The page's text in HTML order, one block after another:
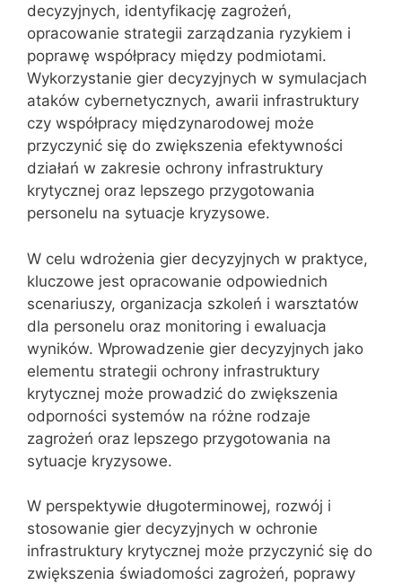
decyzyjnych, identyfikację zagrożeń,
opracowanie strategii zarządzania ryzykiem i
poprawę współpracy między podmiotami.
Wykorzystanie gier decyzyjnych w symulacjach
ataków cybernetycznych, awarii infrastruktury
czy współpracy międzynarodowej może
przyczynić się do zwiększenia efektywności
działań w zakresie ochrony infrastruktury
krytycznej oraz lepszego przygotowania
personelu na sytuacje kryzysowe.
W celu wdrożenia gier decyzyjnych w praktyce,
kluczowe jest opracowanie odpowiednich
scenariuszy, organizacja szkoleń i warsztatów
dla personelu oraz monitoring i ewaluacja
wyników. Wprowadzenie gier decyzyjnych jako
elementu strategii ochrony infrastruktury
krytycznej może prowadzić do zwiększenia
odporności systemów na różne rodzaje
zagrożeń oraz lepszego przygotowania na
sytuacje kryzysowe.
W perspektywie długoterminowej, rozwój i
stosowanie gier decyzyjnych w ochronie
infrastruktury krytycznej może przyczynić się do
zwiększenia świadomości zagrożeń, poprawy